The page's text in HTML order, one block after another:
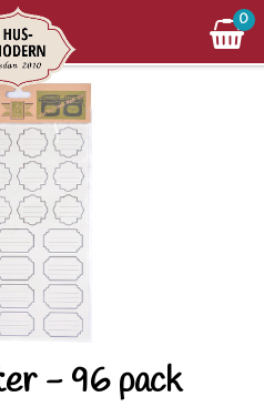
0
- 96 pack